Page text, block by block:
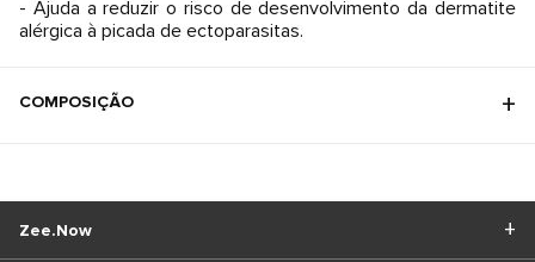
- Ajuda a reduzir o risco de desenvolvimento da dermatite
COMPOSIÇÃO
Zee.Now